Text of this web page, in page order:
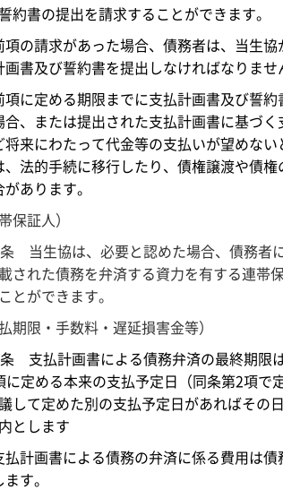
約書の提出を請求することができます。
項の請求があった場合、債務者は、当生協
画書及び誓約書を提出しなければなりませ
項に定める期限までに支払計画書及び誓約
合、または提出された支払計画書に基づく
将来にわたって代金等の支払いが望めない
、法的手続に移行したり、債権譲渡や債
があります。
保証人）
当生協は、必要と認めた場合、債務者
された債務を弁済する資力を有する連帯
とができます。
払期限・手数料・遅延損害金等）
支払計画書による債務弁済の最終期限
に定める本来の支払予定日（同条第2項で
して定めた別の支払予定日があればその
とします
払計画書による債務の弁済に係る費用は債
ます。